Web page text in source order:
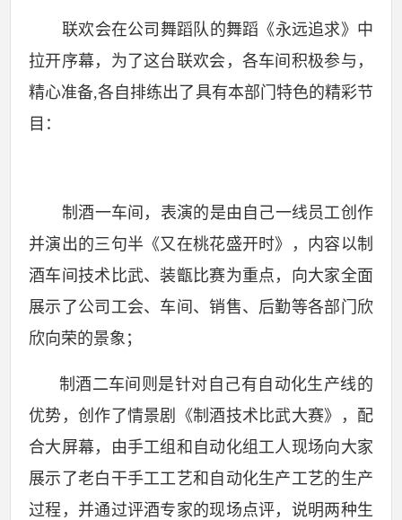
联欢会在公司舞蹈队的舞蹈《永远追求》中
拉开序幕，为了这台联欢会，各车间积极参与，
精心准备,各自排练出了具有本部门特色的精彩节
目：
制酒一车间，表演的是由自己一线员工创作
并演出的三句半《又在桃花盛开时》，内容以制
酒车间技术比武、装甑比赛为重点，向大家全面
展示了公司工会、车间、销售、后勤等各部门欣
欣向荣的景象；
制酒二车间则是针对自己有自动化生产线的
优势，创作了情景剧《制酒技术比武大赛》，配
合大屏幕，由手工组和自动化组工人现场向大家
展示了老白干手工工艺和自动化生产工艺的生产
过程，并通过评酒专家的现场点评，说明两种生